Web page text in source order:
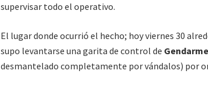
supervisar todo el operativo.
El lugar donde ocurrió el hecho; hoy viernes 30
supo levantarse una garita de control de
desmantelado completamente por vándalos) por